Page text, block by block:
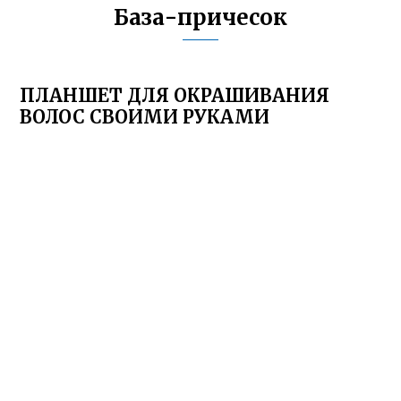
База-причесок
ПЛАНШЕТ ДЛЯ ОКРАШИВАНИЯ
ВОЛОС СВОИМИ РУКАМИ